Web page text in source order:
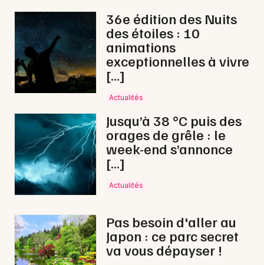
Sports
Soirées
Sorties famille
Sorties & loisirs
Aquatique nautique dans la Sarthe
Aquatique nautique dans les Pays de la Loire
Newsletter des sorties
Paris
Strasbourg
Toulouse
Toutes les villes
36e édition des Nuits
des étoiles : 10
animations
exceptionnelles à vivre
[…]
Actualités
Jusqu’à 38 °C puis des
orages de grêle : le
week-end s’annonce
[…]
Actualités
Pas besoin d'aller au
Japon : ce parc secret
va vous dépayser !